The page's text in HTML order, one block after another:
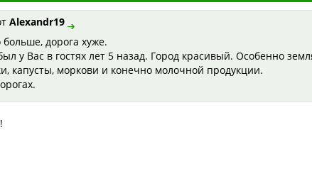
Alexandr19
дорога хуже.
у Вас в гостях лет 5 назад. Город красивый. Особенно
капусты, моркови и конечно молочной продукции.